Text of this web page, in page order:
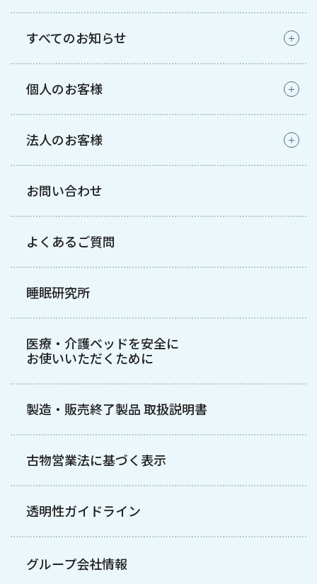
すべてのお知らせ
個人のお客様
法人のお客様
お問い合わせ
よくあるご質問
睡眠研究所
医療・介護ベッドを安全に
お使いいただくために
製造・販売終了製品 取扱説明書
古物営業法に基づく表示
透明性ガイドライン
グループ会社情報